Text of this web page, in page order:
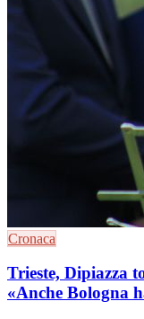
Cronaca
Trieste, Dipiazza
«Anche Bologna